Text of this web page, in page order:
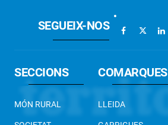
SEGUEIX-NOS
SECCIONS
MÓN RURAL
COMARQUES
LLEIDA